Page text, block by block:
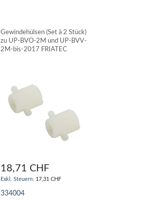
Gewindehülsen (Set à 2 Stück)
zu UP-BVO-2M und UP-BVV-
2M-bis-2017 FRIATEC
18,71 CHF
17,31 CHF
334004